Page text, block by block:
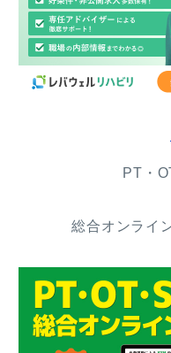
PT・
総合オンライ